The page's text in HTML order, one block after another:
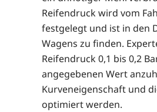
Reifendruck wird vom
festgelegt und ist in den
Wagens zu finden.
Reifendruck 0,1 bis 0,2
angegebenen Wert
Kurveneigenschaft und
optimiert werden.